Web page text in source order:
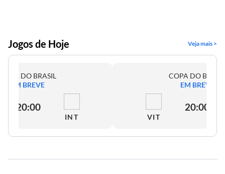
Jogos de Hoje Veja mais >
DO BRASIL
EM BREVE
20:00
INT
COPA DO
EM BREVE
VIT
20:00